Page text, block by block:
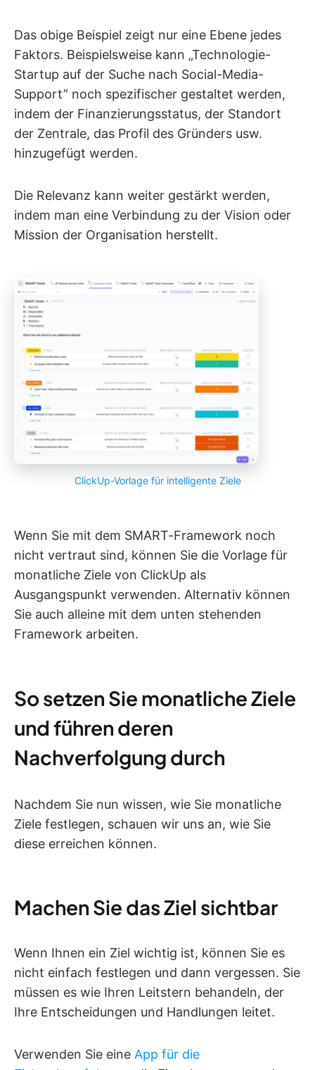
Das obige Beispiel zeigt nur eine Ebene jedes
Faktors. Beispielsweise kann „Technologie-
Startup auf der Suche nach Social-Media-
Support” noch spezifischer gestaltet werden,
indem der Finanzierungsstatus, der Standort
der Zentrale, das Profil des Gründers usw.
hinzugefügt werden.
Die Relevanz kann weiter gestärkt werden,
indem man eine Verbindung zu der Vision oder
Mission der Organisation herstellt.
ClickUp-Vorlage für intelligente Ziele
Wenn Sie mit dem SMART-Framework noch
nicht vertraut sind, können Sie die Vorlage für
monatliche Ziele von ClickUp als
Ausgangspunkt verwenden. Alternativ können
Sie auch alleine mit dem unten stehenden
Framework arbeiten.
So setzen Sie monatliche Ziele
und führen deren
Nachverfolgung durch
Nachdem Sie nun wissen, wie Sie monatliche
Ziele festlegen, schauen wir uns an, wie Sie
diese erreichen können.
Machen Sie das Ziel sichtbar
Wenn Ihnen ein Ziel wichtig ist, können Sie es
nicht einfach festlegen und dann vergessen. Sie
müssen es wie Ihren Leitstern behandeln, der
Ihre Entscheidungen und Handlungen leitet.
Verwenden Sie eine App für die